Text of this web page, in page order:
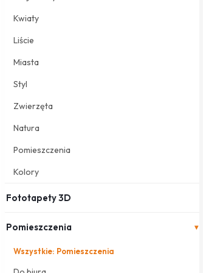
Kwiaty
Liście
Miasta
Styl
Zwierzęta
Natura
Pomieszczenia
Kolory
Fototapety 3D
Pomieszczenia ▾
Wszystkie: Pomieszczenia